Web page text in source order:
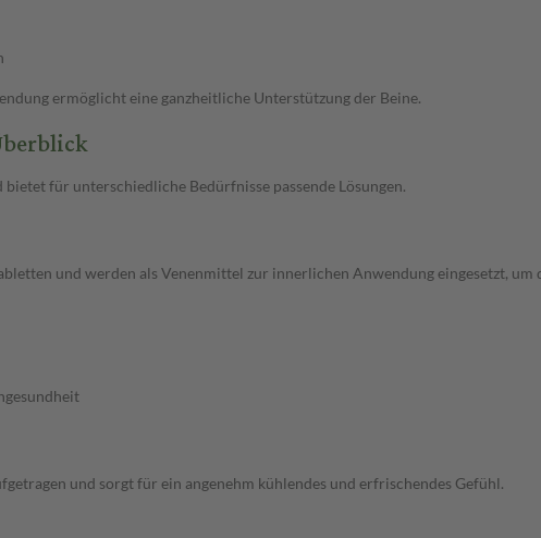
ermöglicht eine ganzheitliche Unterstützung der Beine.
für unterschiedliche Bedürfnisse passende Lösungen.
und werden als Venenmittel zur innerlichen Anwendung eingesetzt,
und sorgt für ein angenehm kühlendes und erfrischendes Gefühl.